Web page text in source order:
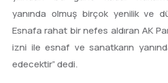
yanında olmuş birçok yenilik ve
Esnafa rahat bir nefes aldıran AK
izni ile esnaf ve sanatkarın
edecektir” dedi.